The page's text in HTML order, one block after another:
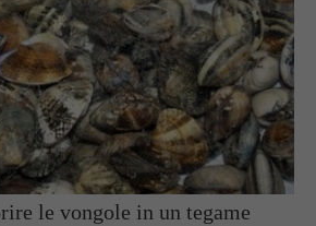
le vongole in un tegame